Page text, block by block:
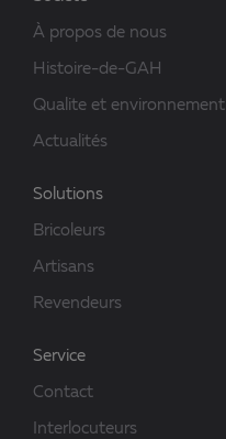
À propos de nous
Histoire-de-GAH
Qualite et environnement
Actualités
Solutions
Bricoleurs
Artisans
Revendeurs
Service
Contact
Interlocuteurs